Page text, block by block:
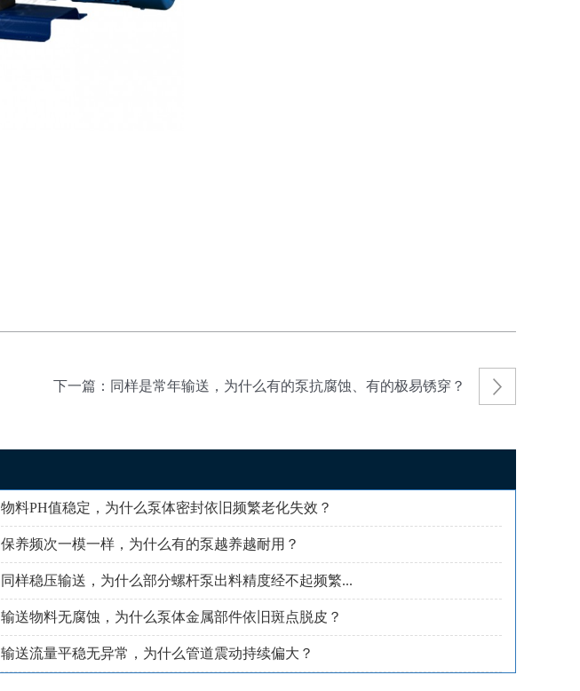
下一篇：同样是常年输送，为什么有的泵抗腐蚀、有的极易锈穿？
物料PH值稳定，为什么泵体密封依旧频繁老化失效？
保养频次一模一样，为什么有的泵越养越耐用？
同样稳压输送，为什么部分螺杆泵出料精度经不起频繁...
输送物料无腐蚀，为什么泵体金属部件依旧斑点脱皮？
输送流量平稳无异常，为什么管道震动持续偏大？